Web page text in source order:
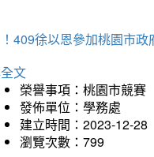
409徐以恩參加桃園市
文
榮譽事項：桃園市競賽
發佈單位：學務處
建立時間：2023-12-28
瀏覽次數：799